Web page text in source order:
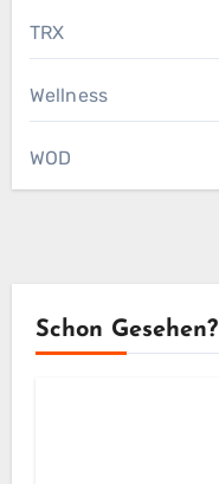
TRX
Wellness
WOD
Schon Gesehen?